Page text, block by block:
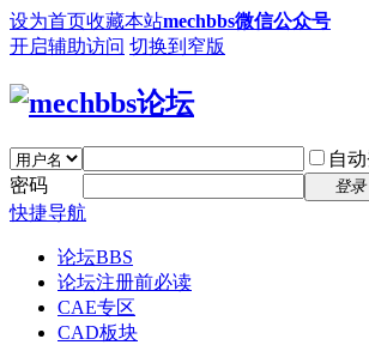
设为首页收藏本站mechbbs微信公众号
开启辅助访问 切换到窄版
自
密码
登录
快捷导航
论坛BBS
论坛注册前必读
CAE专区
CAD板块